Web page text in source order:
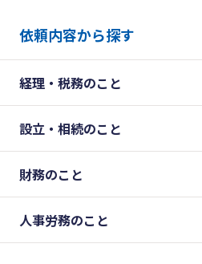
依頼内容から探す
経理・税務のこと
設立・相続のこと
財務のこと
人事労務のこと